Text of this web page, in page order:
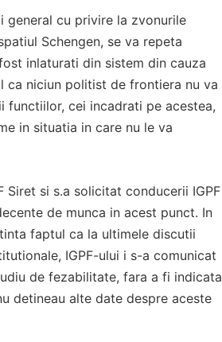
general cu privire la zvonurile
Schengen, se va repeta
inlaturati din sistem din cauza
ca niciun politist de frontiera nu va
functiilor, cei incadrati pe acestea,
in situatia in care nu le va
si s.a solicitat conducerii IGPF
de munca in acest punct. In
faptul ca la ultimele discutii
IGPF-ului i s-a comunicat
de fezabilitate, fara a fi indicata
detineau alte date despre aceste